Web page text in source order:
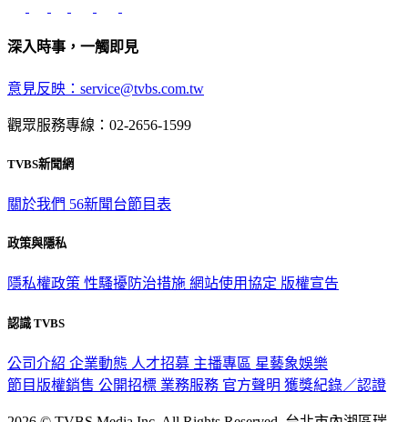
深入時事，一觸即見
意見反映：service@tvbs.com.tw
觀眾服務專線：02-2656-1599
TVBS新聞網
關於我們 56新聞台節目表
政策與隱私
隱私權政策 性騷擾防治措施 網站使用協定 版權宣告
認識 TVBS
公司介紹 企業動態 人才招募 主播專區 星藝象娛樂
節目版權銷售 公開招標 業務服務 官方聲明 獲獎紀錄／認證